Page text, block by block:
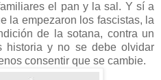
el pan y la sal. Y sí a
la empezaron los fascistas, la
de la sotana, contra un
historia y no se debe olvidar
consentir que se cambie.